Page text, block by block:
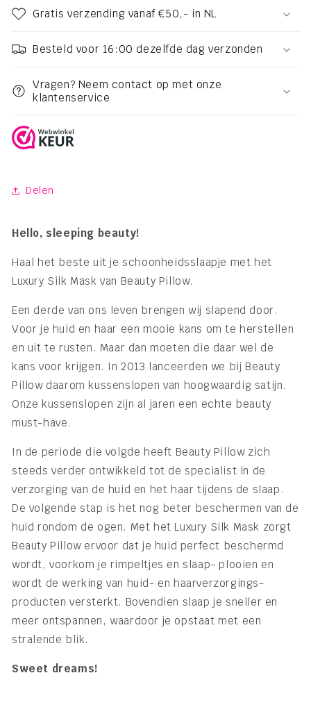
Gratis verzending vanaf €50,- in NL
Besteld voor 16:00 dezelfde dag verzonden
Vragen? Neem contact op met onze
klantenservice
Delen
Hello, sleeping beauty!
Haal het beste uit je schoonheidsslaapje met het
Luxury Silk Mask van Beauty Pillow.
Een derde van ons leven brengen wij slapend door.
Voor je huid en haar een mooie kans om te herstellen
en uit te rusten. Maar dan moeten die daar wel de
kans voor krijgen. In 2013 lanceerden we bij Beauty
Pillow daarom kussenslopen van hoogwaardig satijn.
Onze kussenslopen zijn al jaren een echte beauty
must-have.
In de periode die volgde heeft Beauty Pillow zich
steeds verder ontwikkeld tot de specialist in de
verzorging van de huid en het haar tijdens de slaap.
De volgende stap is het nog beter beschermen van de
huid rondom de ogen. Met het Luxury Silk Mask zorgt
Beauty Pillow ervoor dat je huid perfect beschermd
wordt, voorkom je rimpeltjes en slaap- plooien en
wordt de werking van huid- en haarverzorgings-
producten versterkt. Bovendien slaap je sneller en
meer ontspannen, waardoor je opstaat met een
stralende blik.
Sweet dreams!